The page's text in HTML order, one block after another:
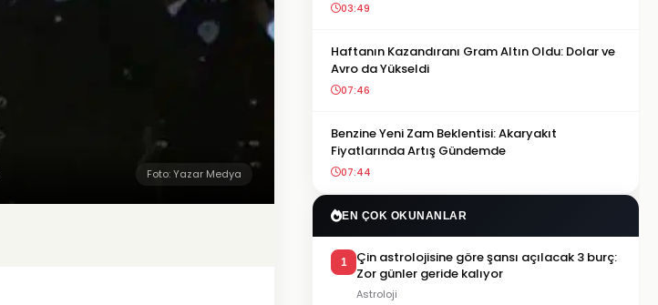
Foto: Yazar Medya
03:49
Haftanın Kazandıranı Gram Altın Oldu: Dolar ve
Avro da Yükseldi
07:46
Benzine Yeni Zam Beklentisi: Akaryakıt
Fiyatlarında Artış Gündemde
07:44
EN ÇOK OKUNANLAR
1
Çin astrolojisine göre şansı açılacak 3 burç:
Zor günler geride kalıyor
Astroloji